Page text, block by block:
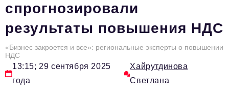
Персона номера
Инфраструктура развития
Технологии и тренды
Туризм
Импортозамещение
спрогнозировали
результаты повышения НДС
«Бизнес закроется и все»: региональные эксперты о повышении
НДС
13:15; 29 сентября 2025
года
Хайрутдинова
Светлана